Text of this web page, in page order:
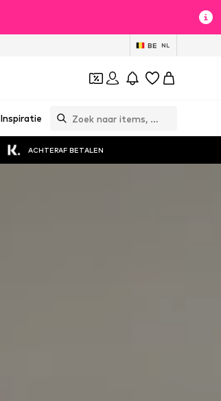
BE NL
Inspiratie
ACHTERAF BETALEN